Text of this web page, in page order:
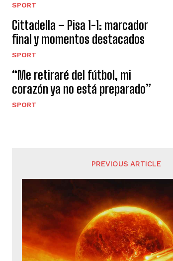
SPORT
Cittadella – Pisa 1-1: marcador
final y momentos destacados
SPORT
“Me retiraré del fútbol, ​​mi
corazón ya no está preparado”
SPORT
PREVIOUS ARTICLE